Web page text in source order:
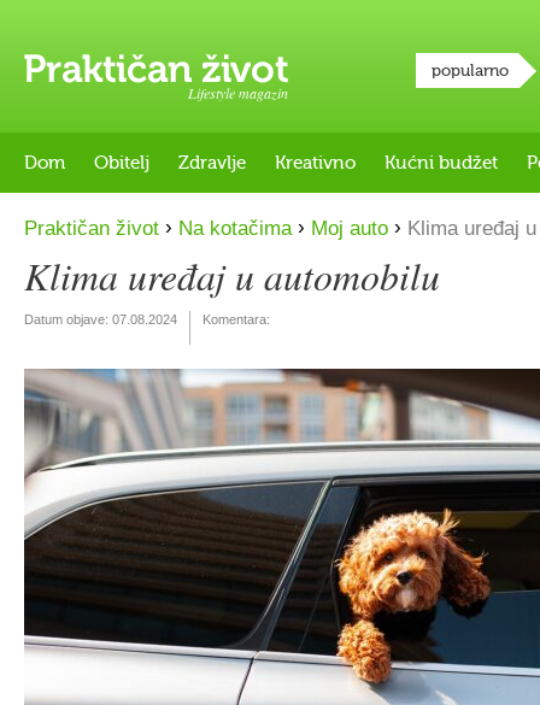
Lifestyle magazin
popularno
Dom Obitelj Zdravlje Kreativno Kućni budžet
Praktičan život › Na kotačima › Moj auto › Klima uređaj
Klima uređaj u automobilu
Datum objave: 07.08.2024 Komentara: